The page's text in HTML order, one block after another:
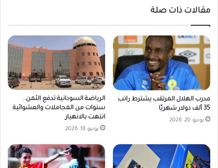
مقالات ذات صلة
مدرب الهلال المرتقب يشترط راتب
35 ألف دولار شهريًا
يونيو 20, 2026
الرياضة السودانية تدفع الثمن..
سنوات من المجاملات والعشوائية
انتهت بالانهيار
يونيو 18, 2026